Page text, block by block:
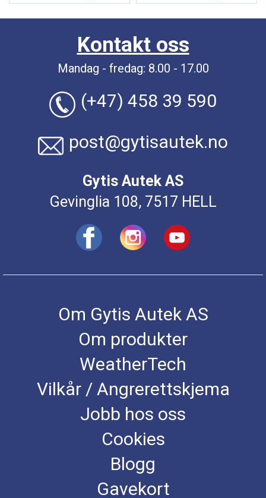
Kontakt oss
Mandag - fredag: 8.00 - 17.00
(+47) 458 39 590
post@gytisautek.no
Gytis Autek AS
Gevinglia 108, 7517 HELL
Om Gytis Autek AS
Om produkter
WeatherTech
Vilkår / Angrerettskjema
Jobb hos oss
Cookies
Blogg
Gavekort